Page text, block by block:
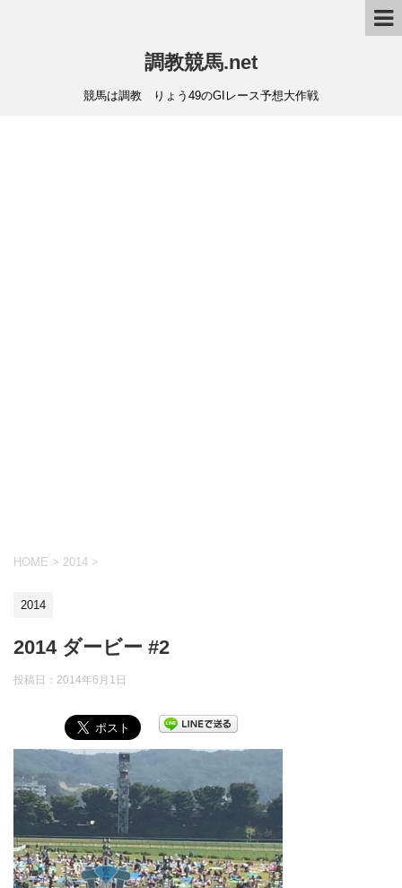
調教競馬.net
競馬は調教 りょう49のGIレース予想大作戦
HOME > 2014 >
2014
2014 ダービー #2
投稿日： 2014年6月1日